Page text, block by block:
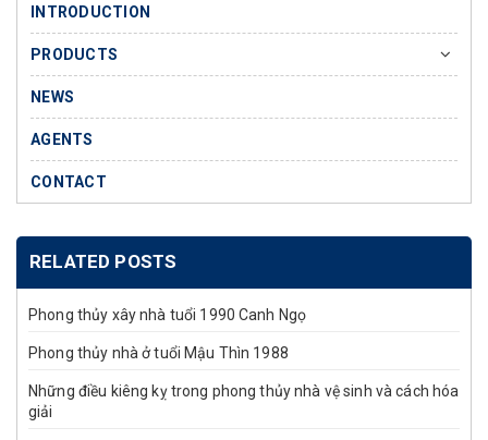
INTRODUCTION
PRODUCTS
NEWS
AGENTS
CONTACT
RELATED POSTS
Phong thủy xây nhà tuổi 1990 Canh Ngọ
Phong thủy nhà ở tuổi Mậu Thìn 1988
Những điều kiêng kỵ trong phong thủy nhà vệ sinh và cách hóa
giải